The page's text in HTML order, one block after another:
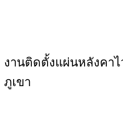
งานติดตั้งแผ่นหลังคาไ
ภูเขา